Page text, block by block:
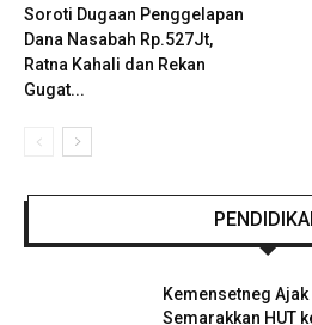
Soroti Dugaan Penggelapan
Dana Nasabah Rp.527Jt,
Ratna Kahali dan Rekan
Gugat...
Kemensetneg
Semarakkan HUT